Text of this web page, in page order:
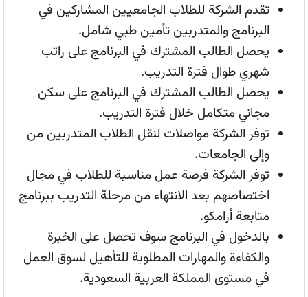
تقدم الشركة للطلاب الجامعيين المشاركين في
البرنامج والمتدربين تأمين طبي شامل.
يحصل الطالب المشترك في البرنامج على راتب
شهري طوال فترة التدريب.
يحصل الطالب المشترك في البرنامج على سكن
مجاني متكامل خلال فترة التدريب.
توفر الشركة مواصلات لنقل الطلاب المتدربين من
وإلى الجامعات.
توفر الشركة فرصة عمل مناسبة للطلاب في مجال
اختصاصهم بعد الانتهاء من مرحلة التدريب ببرنامج
متابعة أرامكو.
بالدخول في البرنامج سوف تحصل على الخبرة
والكفاءة والمهارات المطلوبة للتأهيل لسوق العمل
في مستوى المملكة العربية السعودية.